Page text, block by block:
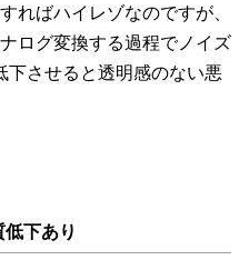
ればハイレゾなのですが、
ログ変換する過程でノイズ
下させると透明感のない悪
下あり